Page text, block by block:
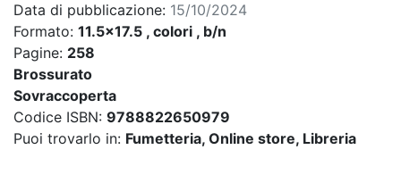
Data di pubblicazione: 15/10/2024
Formato: 11.5x17.5 , colori , b/n
Pagine: 258
Brossurato
Sovraccoperta
Codice ISBN: 9788822650979
Puoi trovarlo in: Fumetteria, Online store, Libreria